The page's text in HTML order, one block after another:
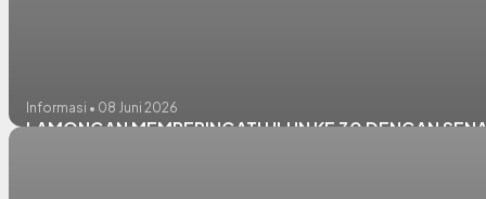
Informasi • 08 Juni 2026
LAMONGAN MEMPERINGATI HLUN KE 30 DENGAN